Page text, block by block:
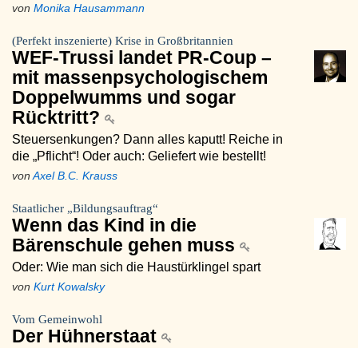
von Monika Hausammann
(Perfekt inszenierte) Krise in Großbritannien
WEF-Trussi landet PR-Coup –
mit massenpsychologischem
Doppelwumms und sogar
Rücktritt?
Steuersenkungen? Dann alles kaputt! Reiche in
die „Pflicht“! Oder auch: Geliefert wie bestellt!
von Axel B.C. Krauss
Staatlicher „Bildungsauftrag“
Wenn das Kind in die
Bärenschule gehen muss
Oder: Wie man sich die Haustürklingel spart
von Kurt Kowalsky
Vom Gemeinwohl
Der Hühnerstaat